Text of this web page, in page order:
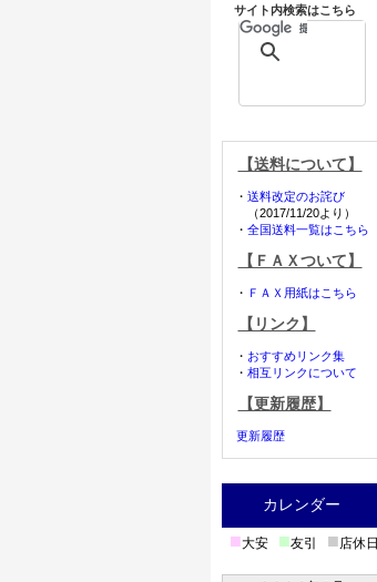
サイト内検索はこちら
【送料について】
・ 送料改定のお詫び
（2017/11/20より）
・ 全国送料一覧はこちら
【ＦＡＸついて】
・ ＦＡＸ用紙はこちら
【リンク】
・ おすすめリンク集
・ 相互リンクについて
【更新履歴】
更新履歴
カレンダー
■大安 ■友引 ■店休日